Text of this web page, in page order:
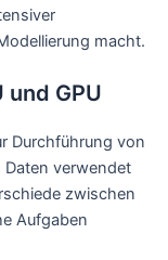
macht.
GPU
Durchführung von
Daten verwendet
zwischen
Aufgaben